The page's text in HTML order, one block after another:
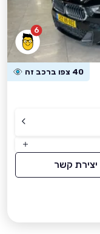
6
40 צפו ברכב זה
יצירת קשר